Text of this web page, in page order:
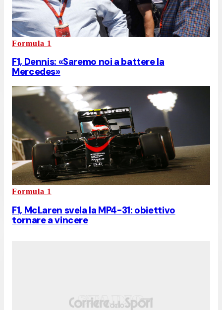
Formula 1
F1, Dennis: «Saremo noi a battere la
Mercedes»
Formula 1
F1, McLaren svela la MP4-31: obiettivo
tornare a vincere